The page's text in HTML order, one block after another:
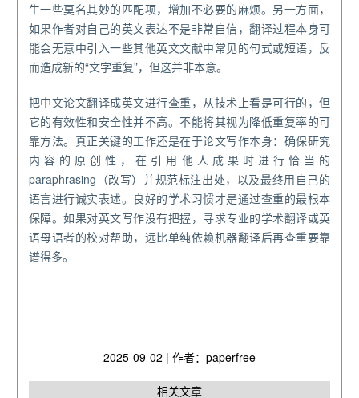
生一些莫名其妙的匹配项，增加不必要的麻烦。另一方面，
如果作者对自己的英文表达不是非常自信，翻译过程本身可
能会无意中引入一些其他英文文献中常见的句式或短语，反
而造成新的“文字重复”，但这并非本意。
把中文论文翻译成英文进行查重，从技术上看是可行的，但
它的有效性和安全性并不高。不能将其视为降低重复率的可
靠方法。真正关键的工作还是在于论文写作本身：确保研究
内容的原创性，在引用他人成果时进行恰当的
paraphrasing（改写）并规范标注出处，以及最终用自己的
语言进行诚实表述。良好的学术习惯才是通过查重的最根本
保障。如果对英文写作没有把握，寻求专业的学术翻译或英
语母语者的校对帮助，远比单纯依赖机器翻译后再查重要靠
谱得多。
2025-09-02 | 作者：paperfree
相关文章